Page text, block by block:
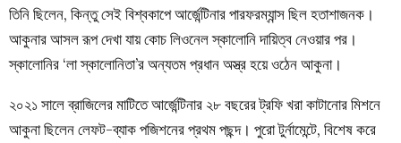
তিনি ছিলেন, কিন্তু সেই বিশ্বকাপে আর্জেন্টিনার পারফরম্যান্স ছিল হতাশাজনক।
আকুনার আসল রূপ দেখা যায় কোচ লিওনেল স্কালোনি দায়িত্ব নেওয়ার পর।
স্কালোনির ‘লা স্কালোনিতা’র অন্যতম প্রধান অস্ত্র হয়ে ওঠেন আকুনা।
২০২১ সালে ব্রাজিলের মাটিতে আর্জেন্টিনার ২৮ বছরের ট্রফি খরা কাটানোর মিশনে
আকুনা ছিলেন লেফট-ব্যাক পজিশনের প্রথম পছন্দ। পুরো টুর্নামেন্টে, বিশেষ করে